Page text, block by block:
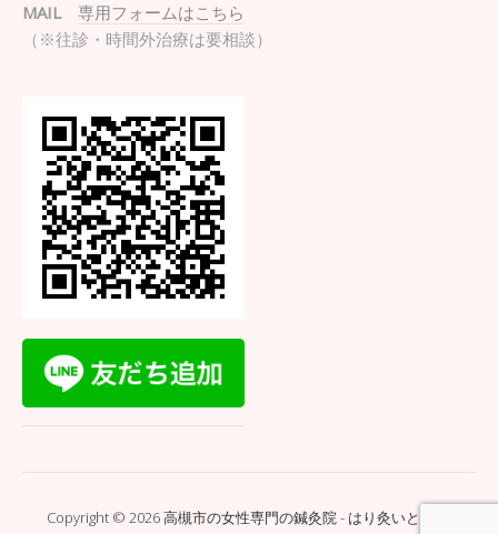
MAIL
専用フォームはこちら
（※往診・時間外治療は要相談）
Copyright © 2026 高槻市の女性専門の鍼灸院 - はり灸いとぐち.